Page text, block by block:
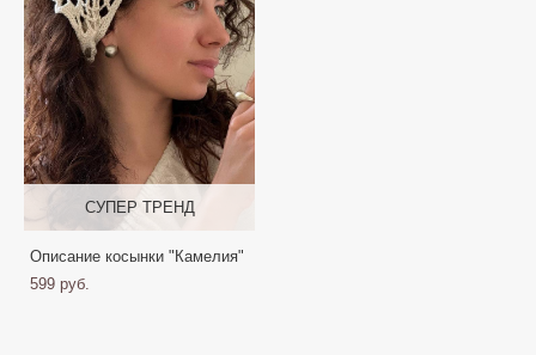
СУПЕР ТРЕНД
Описание косынки "Камелия"
599 pуб.